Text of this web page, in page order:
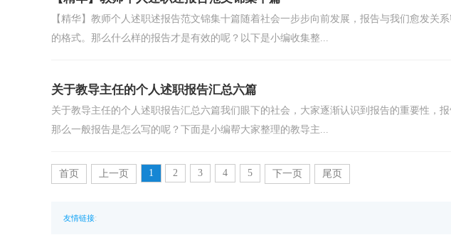
【精华】教师个人述职述报告范文锦集十篇随着社会一步步向前发展，报告与我们愈发关
的格式。那么什么样的报告才是有效的呢？以下是小编收集整...
关于教导主任的个人述职报告汇总六篇
关于教导主任的个人述职报告汇总六篇我们眼下的社会，大家逐渐认识到报告的重要性，
那么一般报告是怎么写的呢？下面是小编帮大家整理的教导主...
首页 上一页 1 2 3 4 5 下一页 尾页
友情链接: